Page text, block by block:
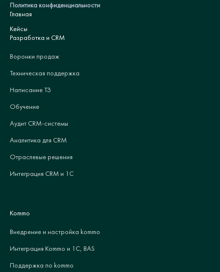
Политика конфиденциальности
Главная
Кейсы
Разработка и CRM
Воронки продаж
Техническая поддержка
Написание ТЗ
Обучение
Аудит CRM-системы
Аналитика для CRM
Отраслевые решения
Интеграция CRM и 1С
Kommo
Внедрение и настройка kommo
Интеграция Kommo и 1С, BAS
Поддержка по kommo